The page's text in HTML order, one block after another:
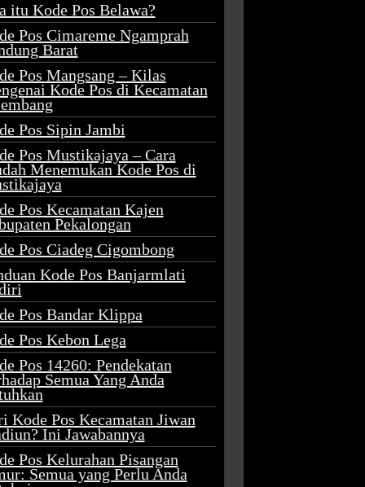
itu Kode Pos Belawa?
Pos Cimareme Ngamprah
Barat
Pos Mangsang – Kilas
Kode Pos di Kecamatan
Pos Sipin Jambi
Pos Mustikajaya – Cara
Menemukan Kode Pos di
Pos Kecamatan Kajen
Pekalongan
Pos Ciadeg Cigombong
Kode Pos Banjarmlati
Pos Bandar Klippa
Pos Kebon Lega
Pos 14260: Pendekatan
Semua Yang Anda
Kode Pos Kecamatan Jiwan
Ini Jawabannya
Pos Kelurahan Pisangan
Semua yang Perlu Anda